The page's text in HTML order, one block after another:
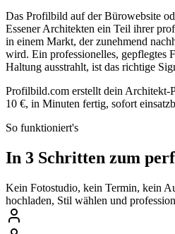
Das Profilbild auf der Bürowebsite
Essener Architekten ein Teil ihrer
in einem Markt, der zunehmend
wird. Ein professionelles, gepflegtes
Haltung ausstrahlt, ist das richtige
Profilbild.com erstellt dein Architekt-
10 €, in Minuten fertig, sofort
So funktioniert's
In 3 Schritten zum
Kein Fotostudio, kein Termin, kein
hochladen, Stil wählen und